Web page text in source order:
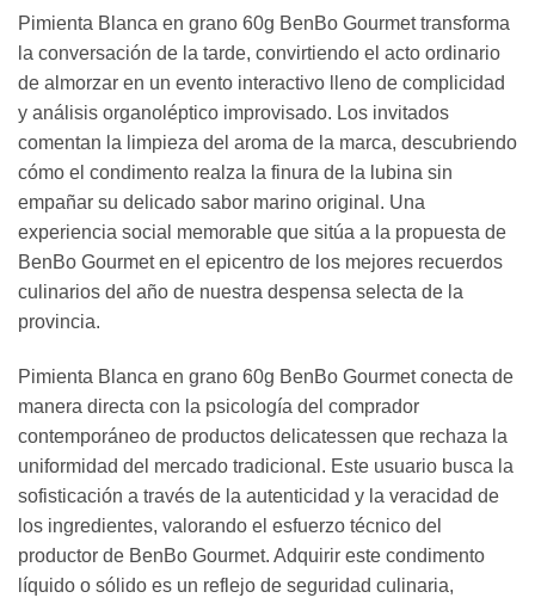
Pimienta Blanca en grano 60g BenBo Gourmet transforma
la conversación de la tarde, convirtiendo el acto ordinario
de almorzar en un evento interactivo lleno de complicidad
y análisis organoléptico improvisado. Los invitados
comentan la limpieza del aroma de la marca, descubriendo
cómo el condimento realza la finura de la lubina sin
empañar su delicado sabor marino original. Una
experiencia social memorable que sitúa a la propuesta de
BenBo Gourmet en el epicentro de los mejores recuerdos
culinarios del año de nuestra despensa selecta de la
provincia.
Pimienta Blanca en grano 60g BenBo Gourmet conecta de
manera directa con la psicología del comprador
contemporáneo de productos delicatessen que rechaza la
uniformidad del mercado tradicional. Este usuario busca la
sofisticación a través de la autenticidad y la veracidad de
los ingredientes, valorando el esfuerzo técnico del
productor de BenBo Gourmet. Adquirir este condimento
líquido o sólido es un reflejo de seguridad culinaria,